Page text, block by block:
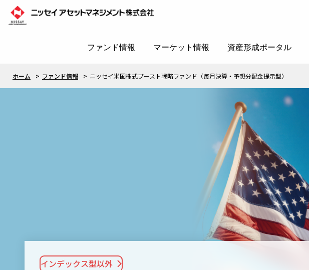
ファンド情報 マーケット情報 資産形成ポータル
ホーム ファンド情報 ニッセイ米国株式ブースト戦略ファンド（毎月決算・予想分配金提示型）
インデックス型以外